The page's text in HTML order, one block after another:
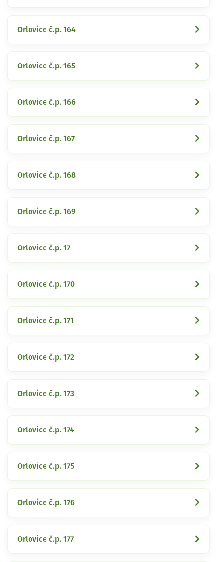
Orlovice č.p. 164
Orlovice č.p. 165
Orlovice č.p. 166
Orlovice č.p. 167
Orlovice č.p. 168
Orlovice č.p. 169
Orlovice č.p. 17
Orlovice č.p. 170
Orlovice č.p. 171
Orlovice č.p. 172
Orlovice č.p. 173
Orlovice č.p. 174
Orlovice č.p. 175
Orlovice č.p. 176
Orlovice č.p. 177